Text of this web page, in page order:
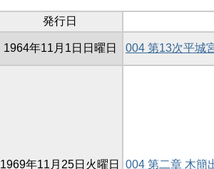
発行日
1964年11月1日日曜日 004 第13次平城
1969年11月25日火曜日 004 第二章 木簡